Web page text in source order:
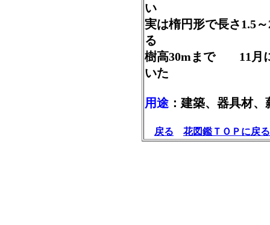
い
実は楕円形で長さ1.5
る
樹高30mまで 11月
いた
用途 ：建築、器具材、
戻る 花図鑑ＴＯＰに戻る